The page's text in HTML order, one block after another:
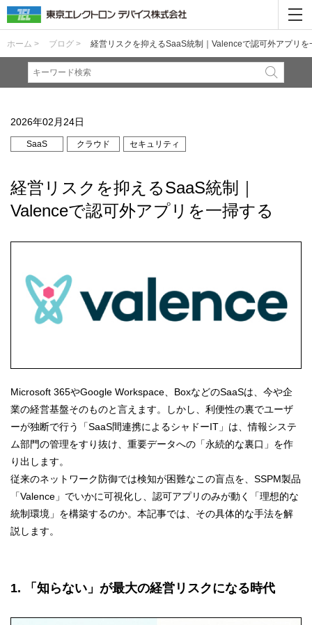
ホーム > ブログ > 経営リスクを抑えるSaaS統制｜Valenceで認可外アプリを
2026年02月24日
SaaS クラウド セキュリティ
経営リスクを抑えるSaaS統制｜
Valenceで認可外アプリを一掃する
Microsoft 365やGoogle Workspace、BoxなどのSaaSは、今や企
業の経営基盤そのものと言えます。しかし、利便性の裏でユーザ
ーが独断で行う「SaaS間連携によるシャドーIT」は、情報システ
ム部門の管理をすり抜け、重要データへの「永続的な裏口」を作
り出します。
従来のネットワーク防御では検知が困難なこの盲点を、SSPM製品
「Valence」でいかに可視化し、認可アプリのみが動く「理想的な
統制環境」を構築するのか。本記事では、その具体的な手法を解
説します。
1. 「知らない」が最大の経営リスクになる時代